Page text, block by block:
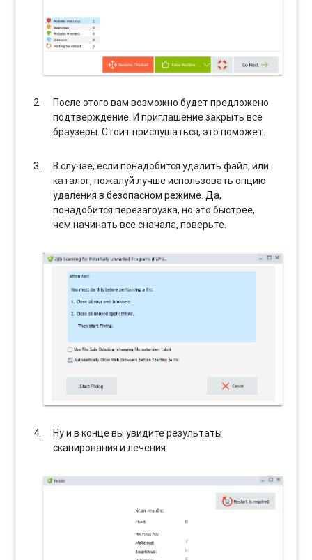
После этого вам возможно будет предложено
подтверждение. И приглашение закрыть все
браузеры. Стоит прислушаться, это поможет.
В случае, если понадобится удалить файл, или
каталог, пожалуй лучше использовать опцию
удаления в безопасном режиме. Да,
понадобится перезагрузка, но это быстрее,
чем начинать все сначала, поверьте.
Ну и в конце вы увидите результаты
сканирования и лечения.